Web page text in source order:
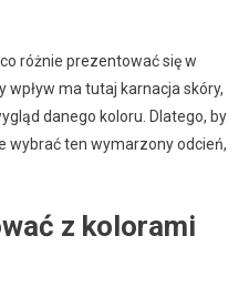
różnie prezentować się w
wpływ ma tutaj karnacja skóry,
danego koloru. Dlatego, by
wybrać ten wymarzony odcień,
z kolorami